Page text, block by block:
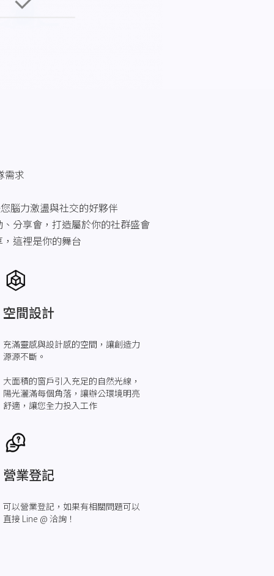
需求
腦力激盪與社交的好夥伴
分享會，打造屬於你的社群盛會
這裡是你的舞台
空間設計
充滿靈感與設計感的空間，讓創造力
源源不斷。
大面積的窗戶引入充足的自然光線，
陽光灑滿每個角落，讓辦公環境明亮
舒適，讓您全力投入工作
營業登記
可以營業登記，如果有相關問題可以
直接 Line @ 洽詢！